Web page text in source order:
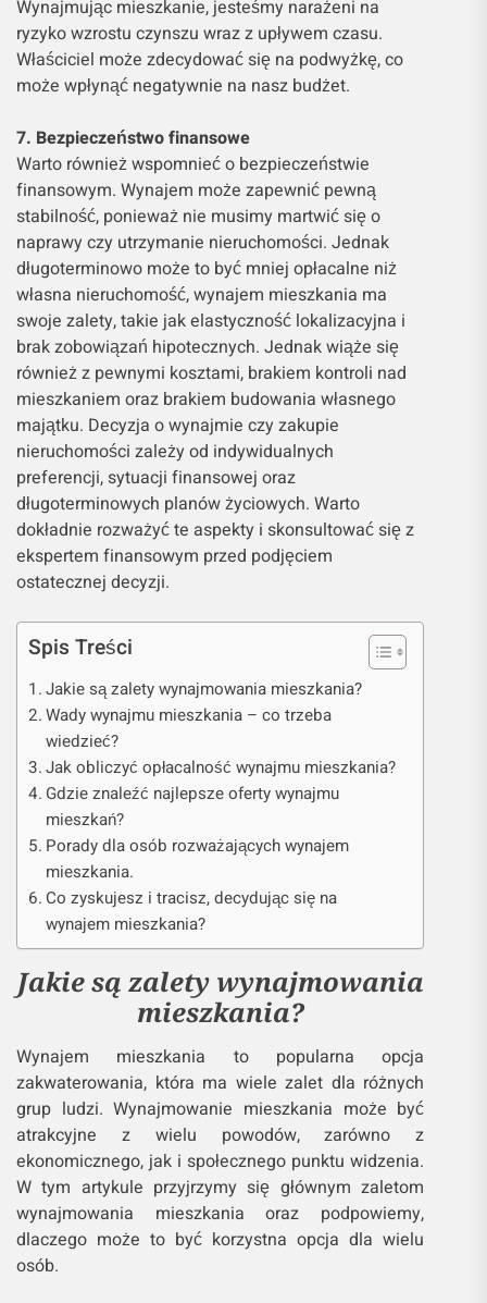
Wynajmując mieszkanie, jesteśmy narażeni na
ryzyko wzrostu czynszu wraz z upływem czasu.
Właściciel może zdecydować się na podwyżkę, co
może wpłynąć negatywnie na nasz budżet.
7. Bezpieczeństwo finansowe
Warto również wspomnieć o bezpieczeństwie
finansowym. Wynajem może zapewnić pewną
stabilność, ponieważ nie musimy martwić się o
naprawy czy utrzymanie nieruchomości. Jednak
długoterminowo może to być mniej opłacalne niż
własna nieruchomość, wynajem mieszkania ma
swoje zalety, takie jak elastyczność lokalizacyjna i
brak zobowiązań hipotecznych. Jednak wiąże się
również z pewnymi kosztami, brakiem kontroli nad
mieszkaniem oraz brakiem budowania własnego
majątku. Decyzja o wynajmie czy zakupie
nieruchomości zależy od indywidualnych
preferencji, sytuacji finansowej oraz
długoterminowych planów życiowych. Warto
dokładnie rozważyć te aspekty i skonsultować się z
ekspertem finansowym przed podjęciem
ostatecznej decyzji.
Spis Treści
Jakie są zalety wynajmowania mieszkania?
Wady wynajmu mieszkania – co trzeba
wiedzieć?
Jak obliczyć opłacalność wynajmu mieszkania?
Gdzie znaleźć najlepsze oferty wynajmu
mieszkań?
Porady dla osób rozważających wynajem
mieszkania.
Co zyskujesz i tracisz, decydując się na
wynajem mieszkania?
Jakie są zalety wynajmowania
mieszkania?
Wynajem mieszkania to popularna opcja
zakwaterowania, która ma wiele zalet dla różnych
grup ludzi. Wynajmowanie mieszkania może być
atrakcyjne z wielu powodów, zarówno z
ekonomicznego, jak i społecznego punktu widzenia.
W tym artykule przyjrzymy się głównym zaletom
wynajmowania mieszkania oraz podpowiemy,
dlaczego może to być korzystna opcja dla wielu
osób.